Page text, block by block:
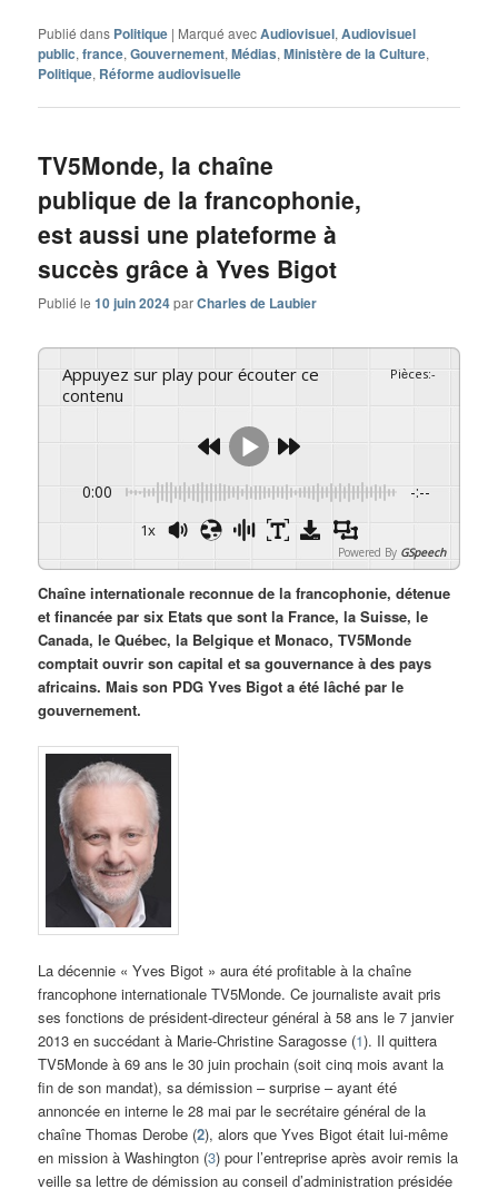
Publié dans Politique | Marqué avecAudiovisuel,Audiovisuel
public,france,Gouvernement,Médias,Ministère de la Culture,
Politique, Réforme audiovisuelle
TV5Monde, la chaîne
publique de la francophonie,
est aussi une plateforme à
succès grâce à Yves Bigot
Publié le10 juin 2024parCharles de Laubier
Appuyez sur play pour écouter ce
contenu
Pièces:-
0:00 -:--
1x
Powered By GSpeech
Chaîne internationale reconnue de la francophonie, détenue
et financée par six Etats que sont la France, la Suisse, le
Canada, le Québec, la Belgique et Monaco, TV5Monde
comptait ouvrir son capital et sa gouvernance à des pays
africains. Mais son PDG Yves Bigot a été lâché par le
gouvernement.
La décennie « Yves Bigot » aura été profitable à la chaîne
francophone internationale TV5Monde. Ce journaliste avait pris
ses fonctions de président-directeur général à 58 ans le 7 janvier
2013 en succédant à Marie-Christine Saragosse (1). Il quittera
TV5Monde à 69 ans le 30 juin prochain (soit cinq mois avant la
fin de son mandat), sa démission – surprise – ayant été
annoncée en interne le 28 mai par le secrétaire général de la
chaîne Thomas Derobe (2), alors que Yves Bigot était lui-même
en mission à Washington (3) pour l’entreprise après avoir remis la
veille sa lettre de démission au conseil d’administration présidée